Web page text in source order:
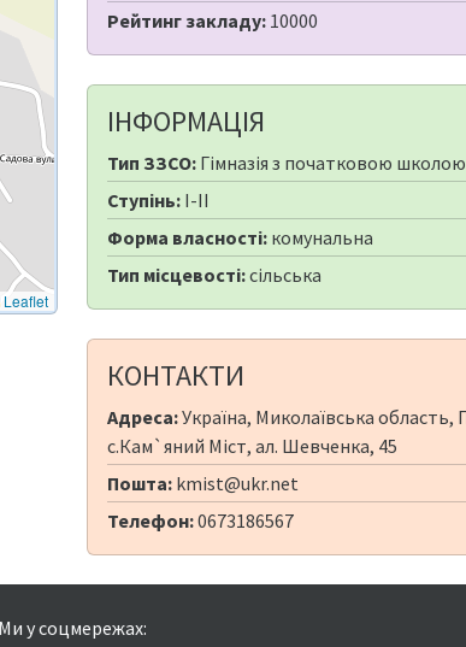
Leaflet
Рейтинг закладу: 10000
ІНФОРМАЦІЯ
Тип ЗЗСО: Гімназія з початковою школою
Ступінь: I-II
Форма власності: комунальна
Тип місцевості:сільська
КОНТАКТИ
Адреса:Україна, Миколаївська
с.Кам`яний Міст, ал. Шевченка, 45
Пошта: kmist@ukr.net
Телефон:0673186567
Ми у соцмережах: